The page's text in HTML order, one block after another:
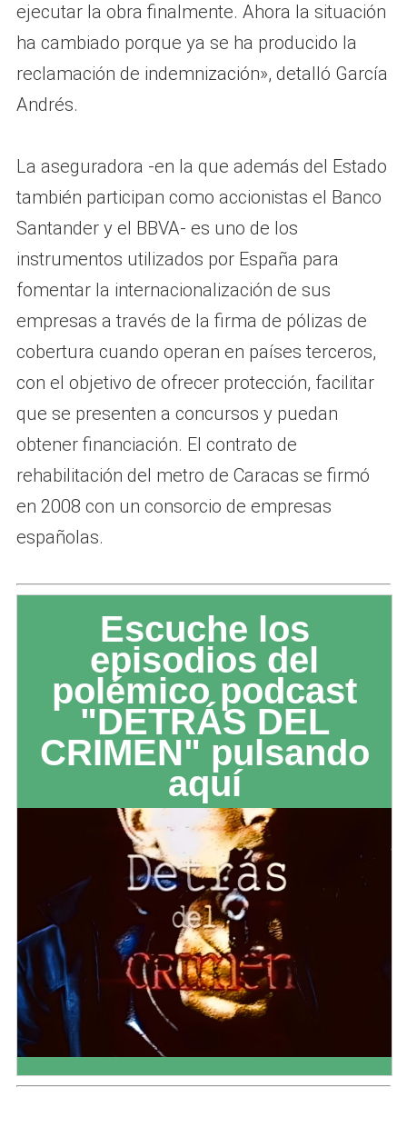
ejecutar la obra finalmente. Ahora la situación
ha cambiado porque ya se ha producido la
reclamación de indemnización», detalló García
Andrés.
La aseguradora -en la que además del Estado
también participan como accionistas el Banco
Santander y el BBVA- es uno de los
instrumentos utilizados por España para
fomentar la internacionalización de sus
empresas a través de la firma de pólizas de
cobertura cuando operan en países terceros,
con el objetivo de ofrecer protección, facilitar
que se presenten a concursos y puedan
obtener financiación. El contrato de
rehabilitación del metro de Caracas se firmó
en 2008 con un consorcio de empresas
españolas.
Escuche los
episodios del
polémico podcast
"DETRÁS DEL
CRIMEN" pulsando
aquí